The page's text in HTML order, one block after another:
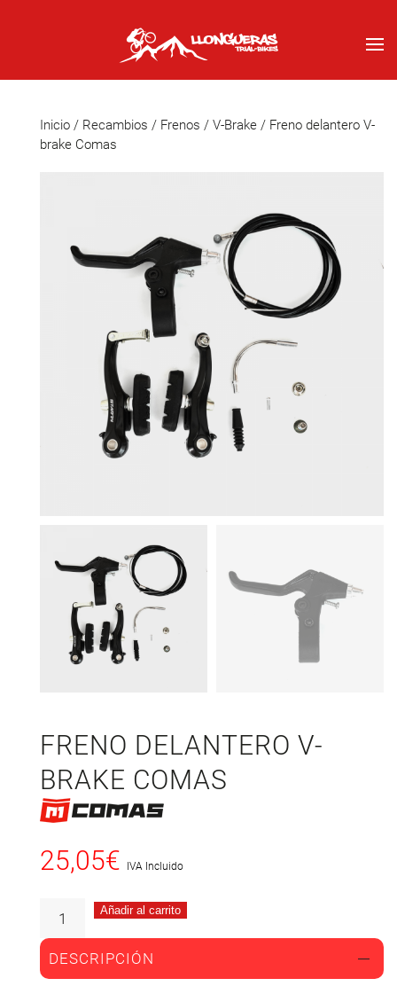
Inicio / Recambios / Frenos / V-Brake / Freno delantero V-
brake Comas
FRENO DELANTERO V-
BRAKE COMAS
25,05€ IVA Incluido
Añadir al carrito
DESCRIPCIÓN